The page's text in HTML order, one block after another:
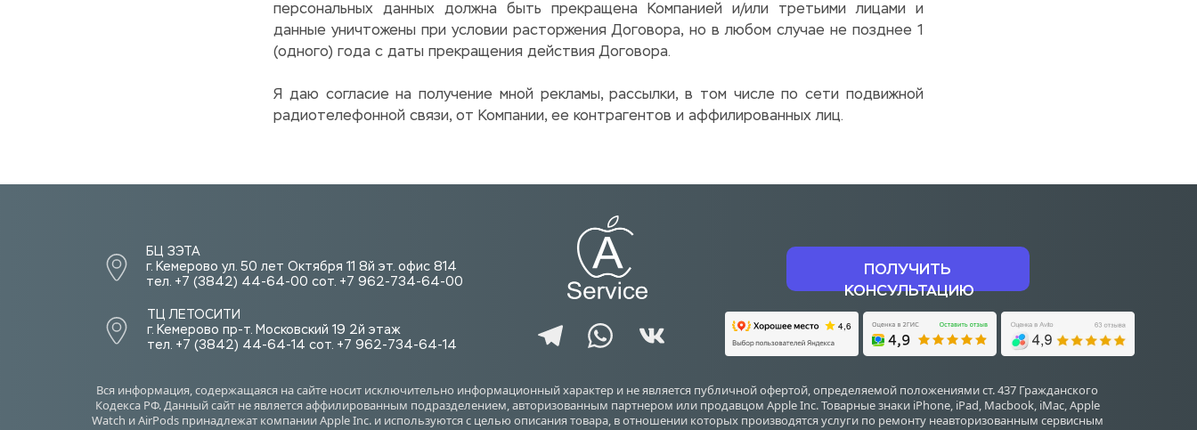
персональных данных должна быть прекращена Компанией и/или третьими лицами и
данные уничтожены при условии расторжения Договора, но в любом случае не позднее 1
(одного) года с даты прекращения действия Договора.
Я даю согласие на получение мной рекламы, рассылки, в том числе по сети подвижной
радиотелефонной связи, от Компании, ее контрагентов и аффилированных лиц.
БЦ ЗЭТА
г. Кемерово ул. 50 лет Октября 11 8й эт. офис 814
тел. +7 (3842) 44-64-00 сот. +7 962-734-64-00
Вся информация, содержащаяся на сайте носит исключительно информационный характер и не является публичной офертой, определяемой положениями ст. 437 Гражданского
Кодекса РФ. Данный сайт не является аффилированным подразделением, авторизованным партнером или продавцом Apple Inc. Товарные знаки iPhone, iPad, Macbook, iMac, Apple
Watch и AirPods принадлежат компании Apple Inc. и используются с целью описания товара, в отношении которых производятся услуги по ремонту неавторизованным сервисным
ТЦ ЛЕТОСИТИ
г. Кемерово пр-т. Московский 19 2й этаж
тел. +7 (3842) 44-64-14 сот. +7 962-734-64-14
ПОЛУЧИТЬ
КОНСУЛЬТАЦИЮ